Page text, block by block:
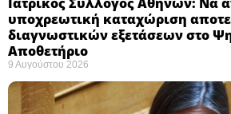
υποχρεωτική καταχώριση
διαγνωστικών εξετάσεων στο
Αποθετήριο ​
9 Αυγούστου 2026